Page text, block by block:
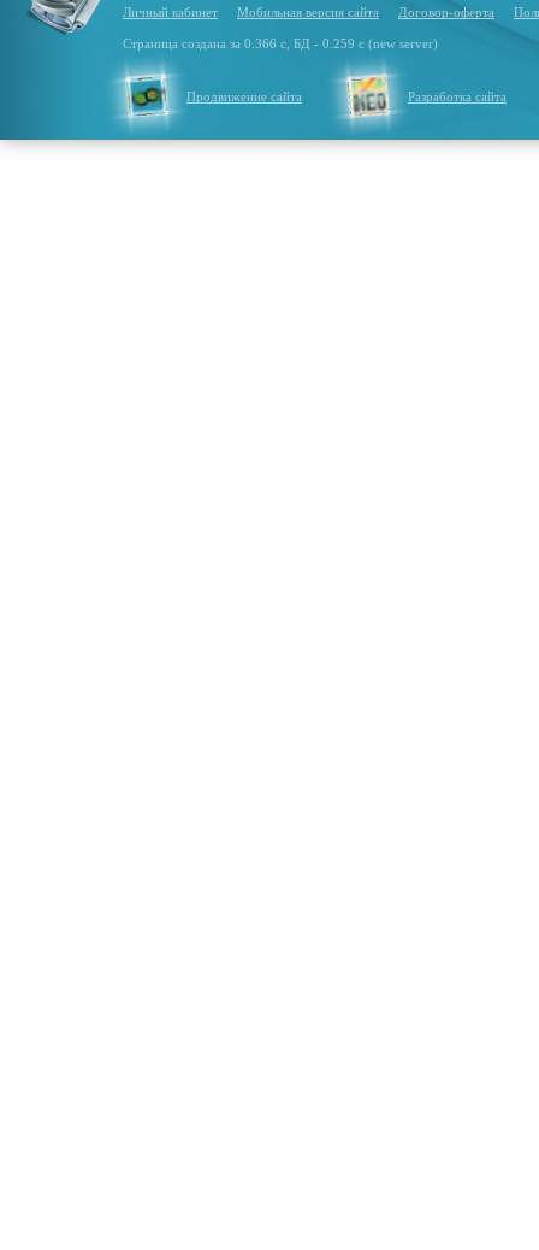
Личный кабинет Мобильная версия сайта Договор-оферта
Страница создана за 0.366 с, БД - 0.259 с (new server)
Продвижение сайта Разработка сайта